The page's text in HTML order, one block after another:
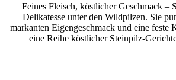
Feines Fleisch, köstlicher Geschmack –
Delikatesse unter den Wildpilzen. Sie
markanten Eigengeschmack und eine feste
eine Reihe köstlicher Steinpilz-